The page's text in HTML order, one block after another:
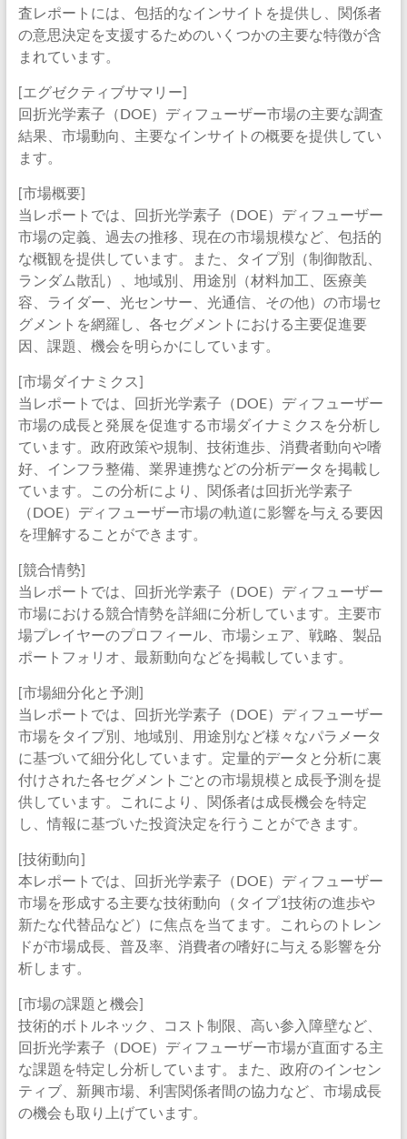
査レポートには、包括的なインサイトを提供し、関係者
の意思決定を支援するためのいくつかの主要な特徴が含
まれています。
[エグゼクティブサマリー]
回折光学素子（DOE）ディフューザー市場の主要な調査
結果、市場動向、主要なインサイトの概要を提供してい
ます。
[市場概要]
当レポートでは、回折光学素子（DOE）ディフューザー
市場の定義、過去の推移、現在の市場規模など、包括的
な概観を提供しています。また、タイプ別（制御散乱、
ランダム散乱）、地域別、用途別（材料加工、医療美
容、ライダー、光センサー、光通信、その他）の市場セ
グメントを網羅し、各セグメントにおける主要促進要
因、課題、機会を明らかにしています。
[市場ダイナミクス]
当レポートでは、回折光学素子（DOE）ディフューザー
市場の成長と発展を促進する市場ダイナミクスを分析し
ています。政府政策や規制、技術進歩、消費者動向や嗜
好、インフラ整備、業界連携などの分析データを掲載し
ています。この分析により、関係者は回折光学素子
（DOE）ディフューザー市場の軌道に影響を与える要因
を理解することができます。
[競合情勢]
当レポートでは、回折光学素子（DOE）ディフューザー
市場における競合情勢を詳細に分析しています。主要市
場プレイヤーのプロフィール、市場シェア、戦略、製品
ポートフォリオ、最新動向などを掲載しています。
[市場細分化と予測]
当レポートでは、回折光学素子（DOE）ディフューザー
市場をタイプ別、地域別、用途別など様々なパラメータ
に基づいて細分化しています。定量的データと分析に裏
付けされた各セグメントごとの市場規模と成長予測を提
供しています。これにより、関係者は成長機会を特定
し、情報に基づいた投資決定を行うことができます。
[技術動向]
本レポートでは、回折光学素子（DOE）ディフューザー
市場を形成する主要な技術動向（タイプ1技術の進歩や
新たな代替品など）に焦点を当てます。これらのトレン
ドが市場成長、普及率、消費者の嗜好に与える影響を分
析します。
[市場の課題と機会]
技術的ボトルネック、コスト制限、高い参入障壁など、
回折光学素子（DOE）ディフューザー市場が直面する主
な課題を特定し分析しています。また、政府のインセン
ティブ、新興市場、利害関係者間の協力など、市場成長
の機会も取り上げています。